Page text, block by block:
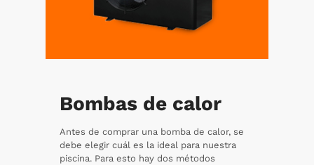
Bombas de calor
Antes de comprar una bomba de calor, se
debe elegir cuál es la ideal para nuestra
piscina. Para esto hay dos métodos